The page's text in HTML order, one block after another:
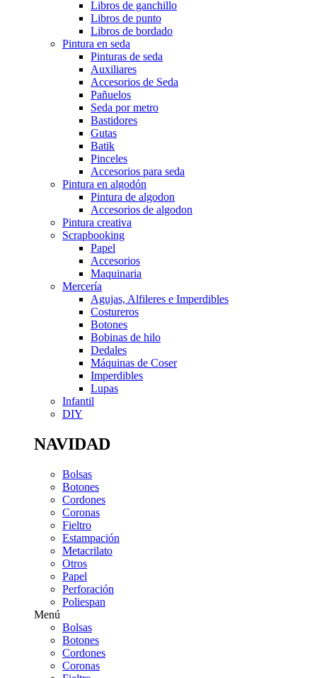
Libros de ganchillo
Libros de punto
Libros de bordado
Pintura en seda
Pinturas de seda
Auxiliares
Accesorios de Seda
Pañuelos
Seda por metro
Bastidores
Gutas
Batik
Pinceles
Accesorios para seda
Pintura en algodón
Pintura de algodon
Accesorios de algodon
Pintura creativa
Scrapbooking
Papel
Accesorios
Maquinaria
Mercería
Agujas, Alfileres e Imperdibles
Costureros
Botones
Bobinas de hilo
Dedales
Máquinas de Coser
Imperdibles
Lupas
Infantil
DIY
NAVIDAD
Bolsas
Botones
Cordones
Coronas
Fieltro
Estampación
Metacrilato
Otros
Papel
Perforación
Poliespan
Menú
Bolsas
Botones
Cordones
Coronas